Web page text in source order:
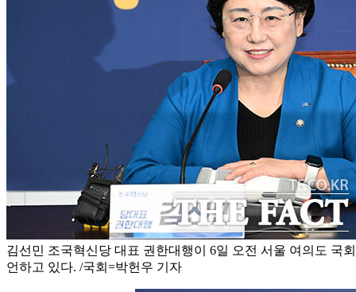
김선민 조국혁신당 대표 권한대행이 6일 오전 서울 여의도 국
언하고 있다. /국회=박헌우 기자